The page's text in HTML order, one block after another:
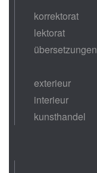
korrektorat
lektorat
übersetzungen
exterieur
interieur
kunsthandel